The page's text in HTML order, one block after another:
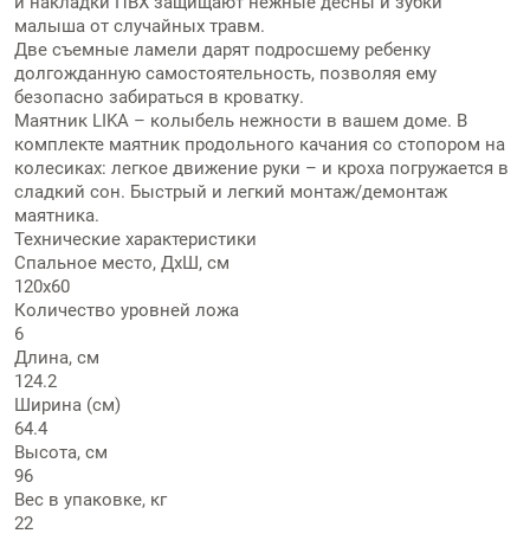
малыша от случайных травм.
Две съемные ламели дарят подросшему ребенку
долгожданную самостоятельность, позволяя ему
безопасно забираться в кроватку.
Маятник LIKA – колыбель нежности в вашем доме. В
комплекте маятник продольного качания со стопором на
колесиках: легкое движение руки – и кроха погружается в
сладкий сон. Быстрый и легкий монтаж/демонтаж
маятника.
Технические характеристики
Спальное место, ДхШ, см
120x60
Количество уровней ложа
6
Длина, см
124.2
Ширина (см)
64.4
Высота, см
96
Вес в упаковке, кг
22